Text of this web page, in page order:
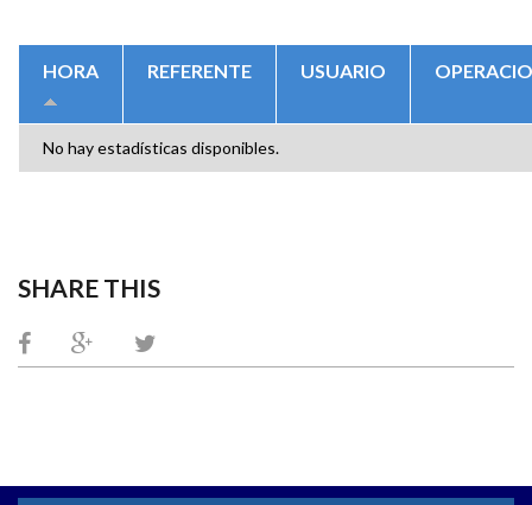
HORA REFERENTE USUARIO
No hay estadísticas disponibles.
SHARE THIS